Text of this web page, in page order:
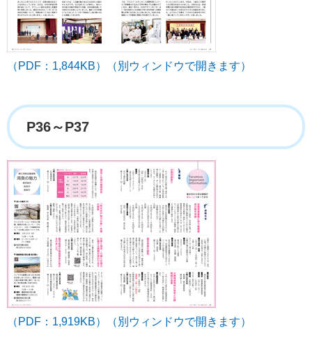
（PDF：1,844KB）（別ウィンドウで開きます）
P36～P37
（PDF：1,919KB）（別ウィンドウで開きます）